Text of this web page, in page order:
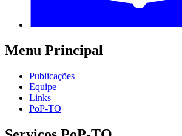
Menu Principal
Publicações
Equipe
Links
PoP-TO